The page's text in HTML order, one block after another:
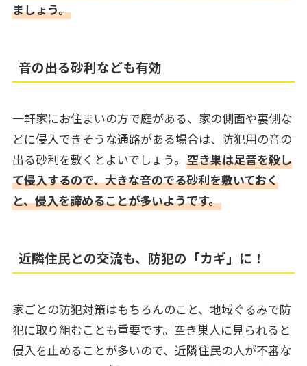
ましょう。
音の出る砂利なども有効
一軒家にお住まいの方で庭がある、家の側面や裏側な
どに侵入できそうな通路がある場合は、防犯用の音の
出る砂利を敷くとよいでしょう。 空き巣は足音を殺し
て侵入するので、大きな音のでる砂利を敷いておく
と、侵入を諦めることが多いようです。
近隣住民との交流も、防犯の「カギ」に！
家ごとの防犯対策はもちろんのこと、地域ぐるみで防
犯に取り組むことも重要です。空き巣人に見られると
侵入を止めることが多いので、近隣住民の人が不審な